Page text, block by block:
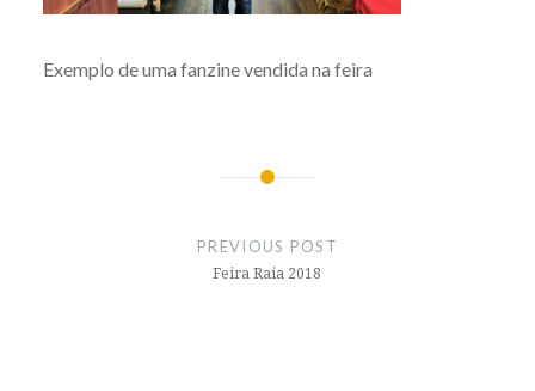
Exemplo de uma fanzine vendida na feira
PREVIOUS POST
Feira Raia 2018